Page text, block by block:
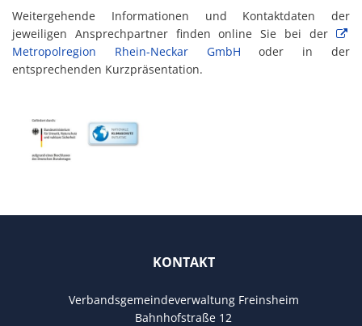
Weitergehende Informationen und Kontaktdaten der
jeweiligen Ansprechpartner finden online Sie bei der
Metropolregion Rhein-Neckar GmbH oder in der
entsprechenden Kurzpräsentation.
KONTAKT
Verbandsgemeindeverwaltung Freinsheim
Bahnhofstraße 12